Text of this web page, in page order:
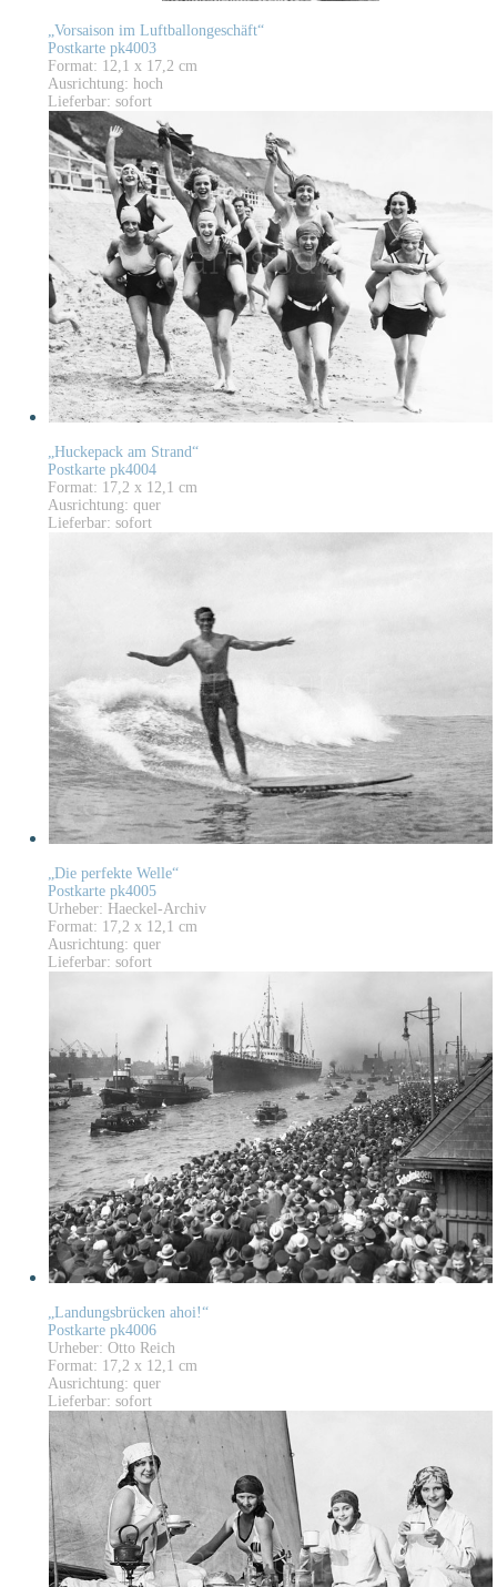
„Vorsaison im Luftballongeschäft“
Postkarte pk4003
Format: 12,1 x 17,2 cm
Ausrichtung: hoch
Lieferbar: sofort
„Huckepack am Strand“
Postkarte pk4004
Format: 17,2 x 12,1 cm
Ausrichtung: quer
Lieferbar: sofort
„Die perfekte Welle“
Postkarte pk4005
Urheber: Haeckel-Archiv
Format: 17,2 x 12,1 cm
Ausrichtung: quer
Lieferbar: sofort
„Landungsbrücken ahoi!“
Postkarte pk4006
Urheber: Otto Reich
Format: 17,2 x 12,1 cm
Ausrichtung: quer
Lieferbar: sofort